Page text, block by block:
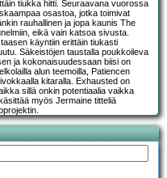
tiukka hitti. Seuraavana vuorossa
osastoa, jotka toimivat
rauhallinen ja jopa kaunis The
eikä vain katsoa sivusta.
käyntiin erittäin tiukasti
Säkeistöjen taustalla poukkoileva
ja kokonaisuudessaan biisi on
alun teemoilla, Patiencen
kitaralla. Exhausted on
sillä onkin potentiaalia vaikka
myös Jermaine titteliä